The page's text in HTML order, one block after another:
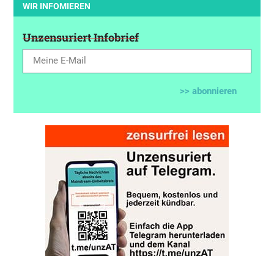
WIR INFOMIEREN
Unzensuriert Infobrief
>> abonnieren